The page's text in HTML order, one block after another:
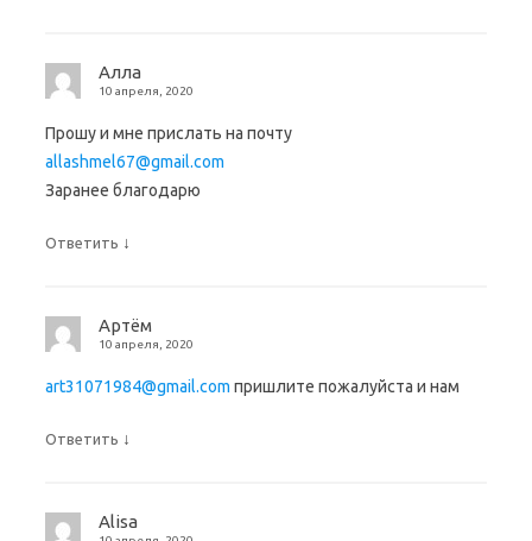
Алла
10 апреля, 2020
Прошу и мне прислать на почту
allashmel67@gmail.com
Заранее благодарю
Ответить ↓
Артём
10 апреля, 2020
art31071984@gmail.com пришлите пожалуйста и нам
Ответить ↓
Alisa